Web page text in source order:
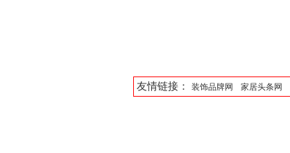
友情链接： 装饰品牌网 家居头条网